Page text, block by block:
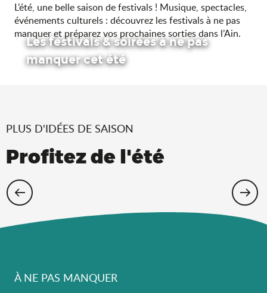
L’été, une belle saison de festivals ! Musique, spectacles,
événements culturels : découvrez les festivals à ne pas
manquer et préparez vos prochaines sorties dans l’Ain.
Les festivals & soirées à ne pas
manquer cet été
PLUS D'IDÉES DE SAISON
Profitez de l'été
Cet été, échappez-vous dans l’Ain !
À NE PAS MANQUER